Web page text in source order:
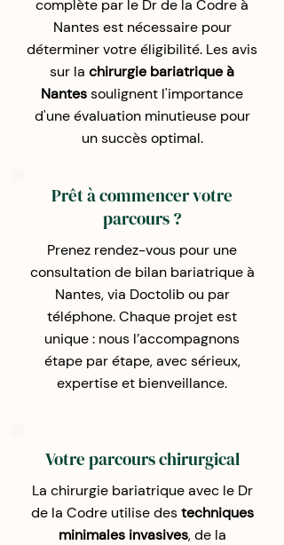
complète par le Dr de la Codre à
Nantes est nécessaire pour
déterminer votre éligibilité. Les avis
sur la chirurgie bariatrique à
Nantessoulignent l'importance
d'une évaluation minutieuse pour
un succès optimal.
Prêt à commencer votre
parcours ?
Prenez rendez-vous pour une
consultation de bilan bariatrique à
Nantes, via Doctolib ou par
téléphone. Chaque projet est
unique : nous l’accompagnons
étape par étape, avec sérieux,
expertise et bienveillance.
Votre parcours chirurgical
La chirurgie bariatrique avec le Dr
de la Codre utilise destechniques
minimales invasives, de la